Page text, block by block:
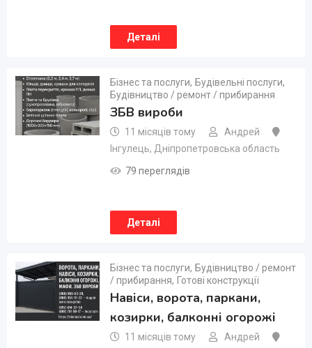
Деталі
Бізнес та послуги, Будівельні послуги,
Будівництво / ремонт / прибирання
ЗБВ вироби
11 місяців тому
Андрей
Інгулець, Дніпропетровська область
79 переглядів
Деталі
Бізнес та послуги, Будівництво / ремонт
/ прибирання, Готові конструкції
Навіси, ворота, паркани,
козирки, балконні огорожі
11 місяців тому
Андрей